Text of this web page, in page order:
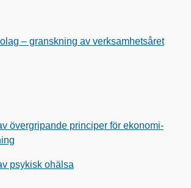
– granskning av verksamhetsåret
övergripande principer för ekonomi-
psykisk ohälsa